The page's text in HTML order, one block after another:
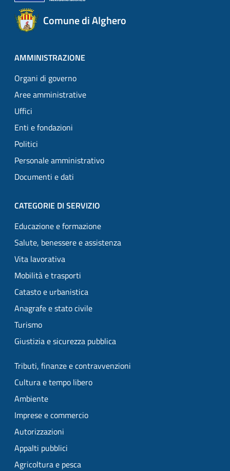
Comune di Alghero
AMMINISTRAZIONE
Organi di governo
Aree amministrative
Uffici
Enti e fondazioni
Politici
Personale amministrativo
Documenti e dati
CATEGORIE DI SERVIZIO
Educazione e formazione
Salute, benessere e assistenza
Vita lavorativa
Mobilità e trasporti
Catasto e urbanistica
Anagrafe e stato civile
Turismo
Giustizia e sicurezza pubblica
Tributi, finanze e contravvenzioni
Cultura e tempo libero
Ambiente
Imprese e commercio
Autorizzazioni
Appalti pubblici
Agricoltura e pesca